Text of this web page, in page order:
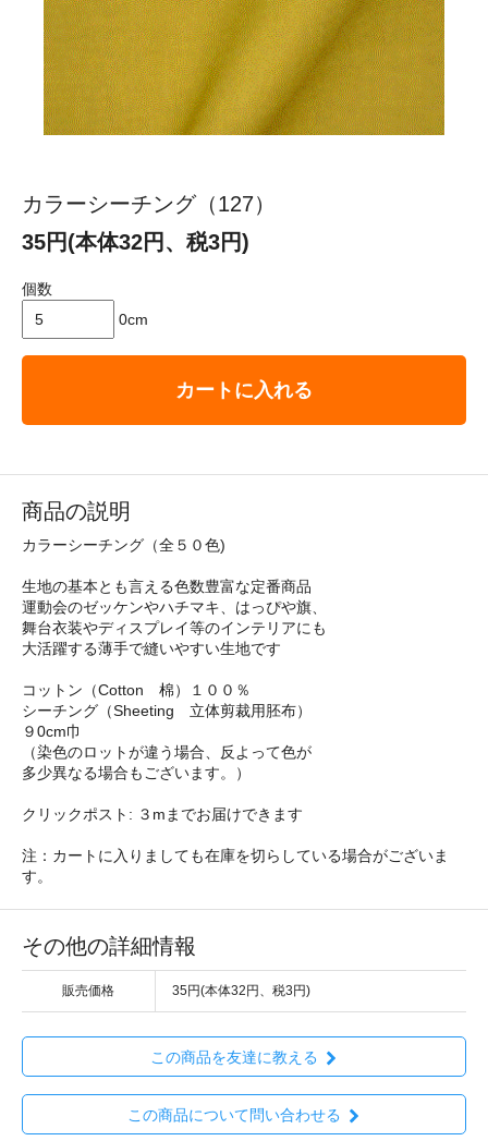
カラーシーチング（127）
35円(本体32円、税3円)
個数
0cm
カートに入れる
商品の説明
カラーシーチング（全５０色)
生地の基本とも言える色数豊富な定番商品
運動会のゼッケンやハチマキ、はっぴや旗、
舞台衣装やディスプレイ等のインテリアにも
大活躍する薄手で縫いやすい生地です
コットン（Cotton 棉）１００％
シーチング（Sheeting 立体剪裁用胚布）
９0cm巾
（染色のロットが違う場合、反よって色が
多少異なる場合もございます。）
クリックポスト: ３mまでお届けできます
注：カートに入りましても在庫を切らしている場合がございま
す。
その他の詳細情報
販売価格 35円(本体32円、税3円)
この商品を友達に教える
この商品について問い合わせる